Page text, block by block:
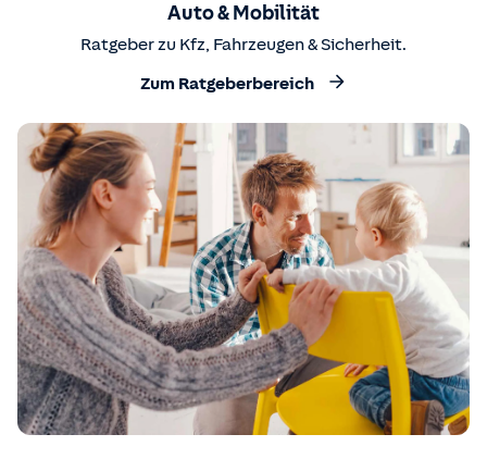
Auto & Mobilität
Ratgeber zu Kfz, Fahrzeugen & Sicherheit.
Zum Ratgeberbereich